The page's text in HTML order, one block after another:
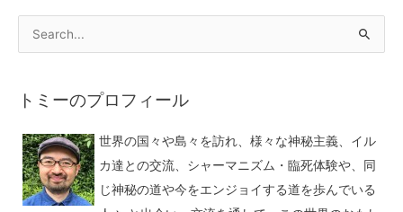
トミーのプロフィール
世界の国々や島々を訪れ、様々な神秘主義、イル
カ達との交流、シャーマニズム・臨死体験や、同
じ神秘の道や今をエンジョイする道を歩んでいる